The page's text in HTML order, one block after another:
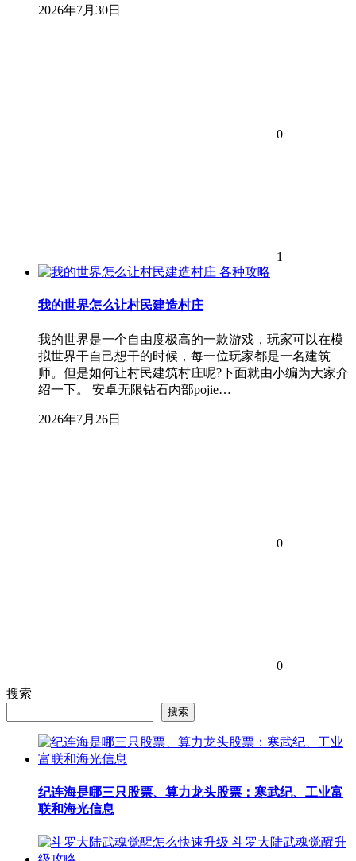
2026年7月30日
0
1
各种攻略
我的世界怎么让村民建造村庄
我的世界是一个自由度极高的一款游戏，玩家可以在模
拟世界干自己想干的时候，每一位玩家都是一名建筑
师。但是如何让村民建筑村庄呢?下面就由小编为大家介
绍一下。 安卓无限钻石内部pojie…
2026年7月26日
0
0
搜索
搜索
纪连海是哪三只股票、算力龙头股票：寒武纪、工业富
联和海光信息